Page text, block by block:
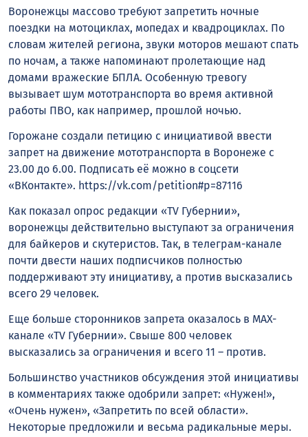
Воронежцы массово требуют запретить ночные
поездки на мотоциклах, мопедах и квадроциклах. По
словам жителей региона, звуки моторов мешают спать
по ночам, а также напоминают пролетающие над
домами вражеские БПЛА. Особенную тревогу
вызывает шум мототранспорта во время активной
работы ПВО, как например, прошлой ночью.
Горожане создали петицию с инициативой ввести
запрет на движение мототранспорта в Воронеже с
23.00 до 6.00. Подписать её можно в соцсети
«ВКонтакте». https://vk.com/petition#p=87116
Как показал опрос редакции «TV Губернии»,
воронежцы действительно выступают за ограничения
для байкеров и скутеристов. Так, в телеграм-канале
почти двести наших подписчиков полностью
поддерживают эту инициативу, а против высказались
всего 29 человек.
Еще больше сторонников запрета оказалось в MAX-
канале «TV Губернии». Свыше 800 человек
высказались за ограничения и всего 11 – против.
Большинство участников обсуждения этой инициативы
в комментариях также одобрили запрет: «Нужен!»,
«Очень нужен», «Запретить по всей области».
Некоторые предложили и весьма радикальные меры.